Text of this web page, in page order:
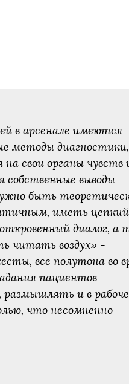
в арсенале имеются
методы диагностики,
свои органы чувств
собственные выводы
быть
иметь цепкий
диалог, а
читать воздух» -
все полутона во
пациентов
размышлять и в
что несомненно